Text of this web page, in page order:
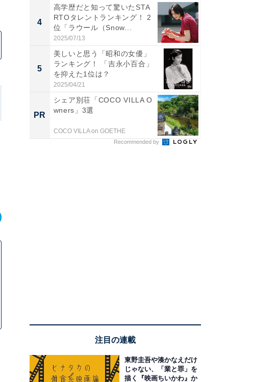
4
高学歴だと知って驚いたSTA
RTOタレントランキング！ 2
位「ラウール（Snow...
2025/07/13
5
美しいと思う「昭和の女優」
ランキング！ 「吉永小百合」
を抑えた1位は？
2025/04/21
PR
シェア別荘「COCO VILLA O
wners」3選
COCO VILLA on GOETHE
Recommended by
注目の連載
東野圭吾や湊かなえだけ
じゃない、「業と罪」を
描く『映画ちいかわ』か